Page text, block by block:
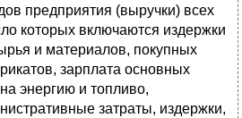
предприятия (выручки) всех
которых включаются издержки
и материалов, покупных
зарплата основных
энергию и топливо,
затраты, издержки,